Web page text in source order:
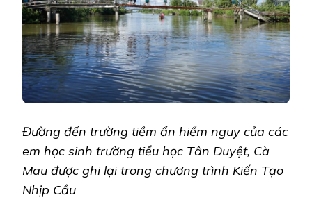
Đường đến trường tiềm ẩn hiểm nguy của các
em học sinh trường tiểu học Tân Duyệt, Cà
Mau được ghi lại trong chương trình Kiến Tạo
Nhịp Cầu